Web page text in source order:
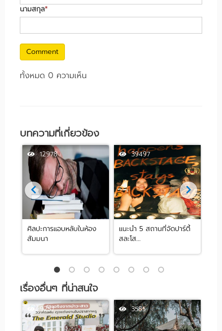
นามสกุล*
Comment
ทั้งหมด 0 ความเห็น
บทความที่เกี่ยวข้อง
12978
ศิลปะการแอบหลับในห้อง
สัมมนา
39497
แนะนำ 5 สถานที่จัดปาร์ตี้
สละโส...
เรื่องอื่นๆ ที่น่าสนใจ
9257 3585